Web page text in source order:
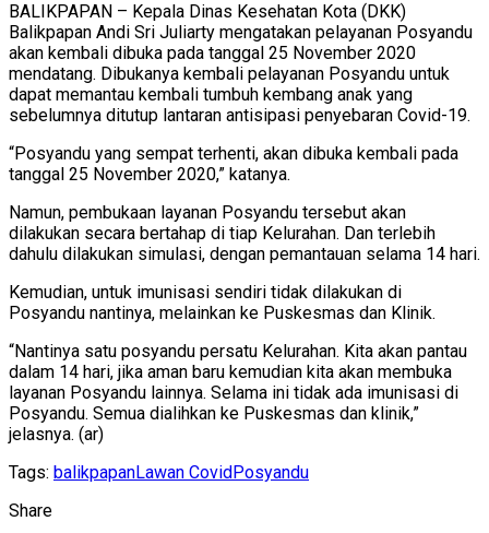
BALIKPAPAN – Kepala Dinas Kesehatan Kota (DKK)
Balikpapan Andi Sri Juliarty mengatakan pelayanan Posyandu
akan kembali dibuka pada tanggal 25 November 2020
mendatang. Dibukanya kembali pelayanan Posyandu untuk
dapat memantau kembali tumbuh kembang anak yang
sebelumnya ditutup lantaran antisipasi penyebaran Covid-19.
“Posyandu yang sempat terhenti, akan dibuka kembali pada
tanggal 25 November 2020,” katanya.
Namun, pembukaan layanan Posyandu tersebut akan
dilakukan secara bertahap di tiap Kelurahan. Dan terlebih
dahulu dilakukan simulasi, dengan pemantauan selama 14 hari.
Kemudian, untuk imunisasi sendiri tidak dilakukan di
Posyandu nantinya, melainkan ke Puskesmas dan Klinik.
“Nantinya satu posyandu persatu Kelurahan. Kita akan pantau
dalam 14 hari, jika aman baru kemudian kita akan membuka
layanan Posyandu lainnya. Selama ini tidak ada imunisasi di
Posyandu. Semua dialihkan ke Puskesmas dan klinik,”
jelasnya. (ar)
Tags: balikpapanLawan CovidPosyandu
Share